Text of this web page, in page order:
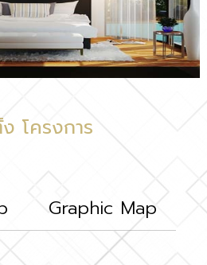
โครงการ
Graphic Map